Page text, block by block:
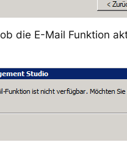
die E-Mail Funktion